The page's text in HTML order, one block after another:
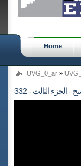
Home
UVG_0_ar »
- الجزء الثالث